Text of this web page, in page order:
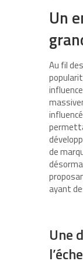
Un
Au fil
de
ayant
Une